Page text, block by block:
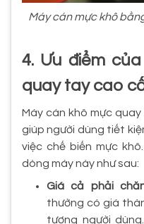
Máy cán mực khô
4. Ưu điểm
quay tay cao
Máy cán khô mực
giúp người dùng tiết
việc chế biến mực
dòng máy này như sau:
Giá cả phải
thường có giá
tượng người